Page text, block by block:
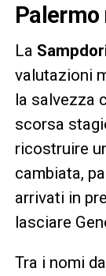
Palermo
La
valutazioni
la salvezza
scorsa
ricostruire
cambiata,
arrivati in
lasciare
Tra i nomi